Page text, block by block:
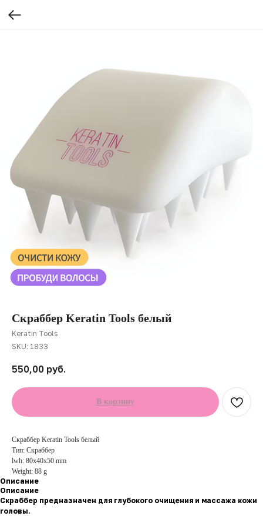
Скраббер Keratin Tools белый
Keratin Tools
SKU: 1833
550,00 руб.
В корзину
Скраббер Keratin Tools белый
Тип: Скраббер
lwh: 80x40x50 mm
Weight: 88 g
Описание
Описание
Скраббер предназначен для глубокого очищения и массажа кожи
головы.